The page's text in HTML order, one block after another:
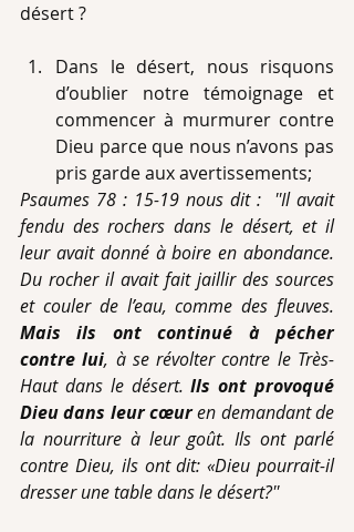
désert ?
Dans le désert, nous risquons
d’oublier notre témoignage et
commencer à murmurer contre
Dieu parce que nous n’avons pas
pris garde aux avertissements;
Psaumes 78 : 15-19 nous dit :  ''Il avait
fendu des rochers dans le désert, et il
leur avait donné à boire en abondance.
Du rocher il avait fait jaillir des sources
Mais ils ont continué à pécher
contre lui, à se révolter contre le Très-
Haut dans le désert. Ils ont provoqué
Dieu dans leur cœur en demandant de
la nourriture à leur goût. Ils ont parlé
contre Dieu, ils ont dit: «Dieu pourrait-il
dresser une table dans le désert?''